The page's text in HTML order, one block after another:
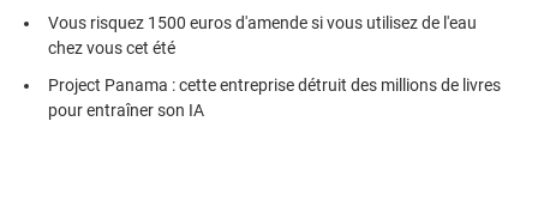
Vous risquez 1500 euros d'amende si vous utilisez de l'eau
chez vous cet été
Project Panama : cette entreprise détruit des millions de livres
pour entraîner son IA